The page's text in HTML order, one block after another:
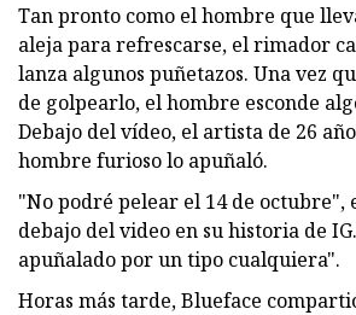
Tan pronto como el hombre que
aleja para refrescarse, el rimador
lanza algunos puñetazos. Una vez
de golpearlo, el hombre esconde
Debajo del vídeo, el artista de 26
hombre furioso lo apuñaló.
"No podré pelear el 14 de octubre",
debajo del video en su historia de
apuñalado por un tipo cualquiera".
Horas más tarde, Blueface